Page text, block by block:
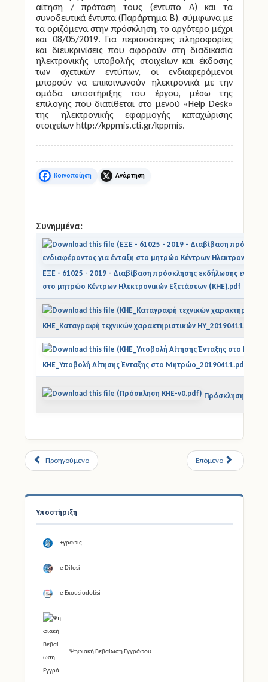
Υποστήριξη
Οι υποψήφιοι θα πρέπει να υποβάλουν την
αίτηση / πρόταση τους (έντυπο Α) και τα
συνοδευτικά έντυπα (Παράρτημα Β), σύμφωνα με
τα οριζόμενα στην πρόσκληση, το αργότερο μέχρι
και08/05/2019. Για περισσότερες πληροφορίες
και διευκρινίσεις που αφορούν στη διαδικασία
ηλεκτρονικής υποβολής στοιχείων και έκδοσης
των σχετικών εντύπων, οι ενδιαφερόμενοι
μπορούν να επικοινωνούν ηλεκτρονικά με την
ομάδα υποστήριξης του έργου, μέσω της
επιλογής που διατίθεται στο μενού«Help Desk»
της ηλεκτρονικής εφαρμογής καταχώρισης
Συνημμένα:
ΕΞΕ - 61025 - 2019 - Διαβίβαση πρόσκλησης εκδήλωσης
στο μητρώο Κέντρων Ηλεκτρονικών Εξετάσεων (ΚΗΕ).pdf
ΚΗΕ_Καταγραφή τεχνικών χαρακτηριστικών ΗΥ_20190411.pdf
ΚΗΕ_Υποβολή Αίτησης Ένταξης στο Μητρώο_20190411.pdf
Προηγούμενο Επόμενο